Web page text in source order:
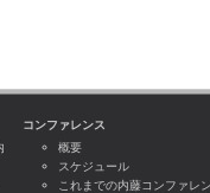
コンファレンス
概要
スケジュール
これまでの内藤コンファレ